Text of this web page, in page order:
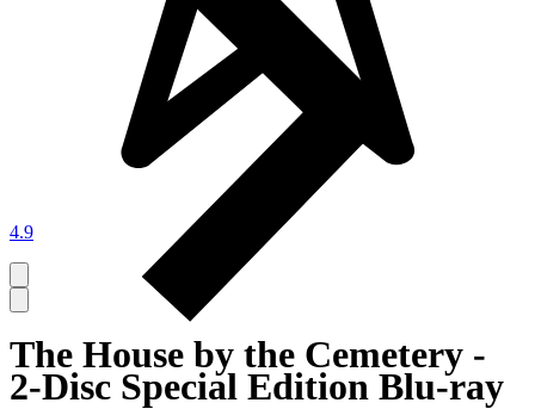
4.9
The House by the Cemetery -
2-Disc Special Edition Blu-ray